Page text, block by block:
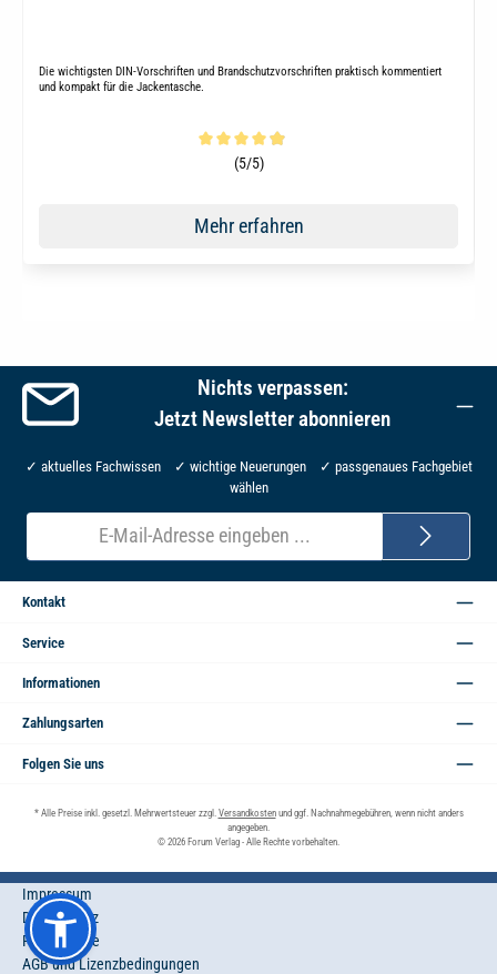
Die wichtigsten DIN-Vorschriften und Brandschutzvorschriften praktisch kommentiert
und kompakt für die Jackentasche.
Durchschnittliche Bewertung von 4.9 von 5 Sternen
(5/5)
Mehr erfahren
Nichts verpassen:
Jetzt Newsletter abonnieren
✓ aktuelles Fachwissen ✓ wichtige Neuerungen ✓ passgenaues Fachgebiet
wählen
E-
Mail-
Adresse*
Kontakt
Service
Informationen
Zahlungsarten
Folgen Sie uns
* Alle Preise inkl. gesetzl. Mehrwertsteuer zzgl. Versandkostenund ggf. Nachnahmegebühren, wenn nicht anders
angegeben.
© 2026 Forum Verlag - Alle Rechte vorbehalten.
Impressum
Datenschutz
Privatsphäre
AGB und Lizenzbedingungen